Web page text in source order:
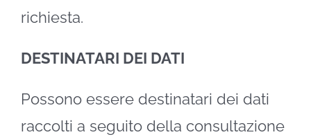
richiesta.
DESTINATARI DEI DATI
Possono essere destinatari dei dati
raccolti a seguito della consultazione